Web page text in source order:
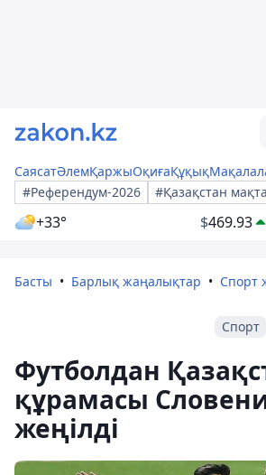
СаясатӘлемҚаржыОқиғаҚұқық
#Референдум-2026
#Қазақстан
+33° $469.93
Басты Барлық жаңалықтар Спорт
Спорт
Футболдан
құрамасы
жеңілді